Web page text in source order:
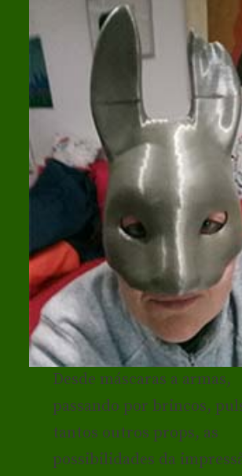
Desde máscaras a armas,
passando por brincos,
tantos outros props, as
possibilidades da